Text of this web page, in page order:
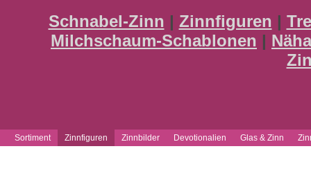
Schnabel-Zinn | Zinnfiguren |
Milchschaum-Schablonen |
Sortiment Zinnfiguren Zinnbilder Devotionalien Glas & Zinn